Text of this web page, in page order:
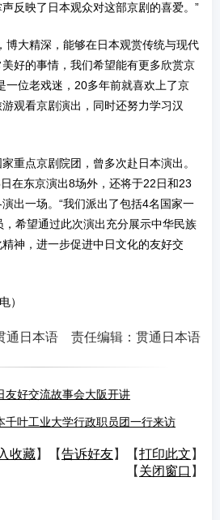
反映了日本观众对这部京剧的喜爱。”
博大精深，能够在日本观赏传统与现代
好的事情，我们希望能有更多欣赏京
一位老戏迷，20多年前就喜欢上了京
观看京剧演出，同时还努力学习汉
重点京剧院团，曾多次赴日本演出。
在东京演出8场外，还将于22日和23
出一场。“我们派出了包括4名国家一
希望通过此次演出充分展示中华民族
神，进一步促进中日文化的友好交
）
通日本语 责任编辑：贯通日本语
友好交流故事会大阪开讲
千叶工业大学行政职员团一行来访
收藏】【告诉好友】【打印此文 】
【 关闭窗口 】